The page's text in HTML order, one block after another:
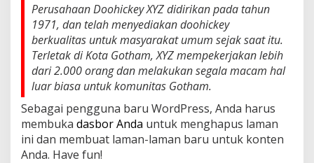
Perusahaan Doohickey XYZ didirikan pada tahun
1971, dan telah menyediakan doohickey
berkualitas untuk masyarakat umum sejak saat itu.
Terletak di Kota Gotham, XYZ mempekerjakan lebih
dari 2.000 orang dan melakukan segala macam hal
luar biasa untuk komunitas Gotham.
Sebagai pengguna baru WordPress, Anda harus
membuka dasbor Anda untuk menghapus laman
ini dan membuat laman-laman baru untuk konten
Anda. Have fun!